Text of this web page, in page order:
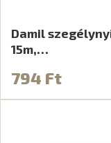
Damil
15m,…
794 Ft